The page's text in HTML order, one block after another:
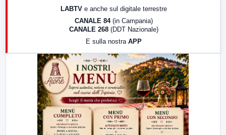
LabNews (replica)
LABTV e anche sul digitale terrestre
CANALE 84 (in Campania)
CANALE 268 (DDT Nazionale)
E sulla nostra APP